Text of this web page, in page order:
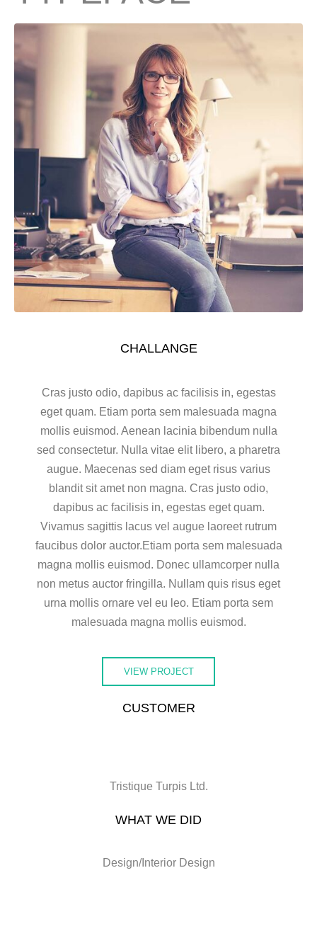
CHALLANGE
Cras justo odio, dapibus ac facilisis in, egestas
eget quam. Etiam porta sem malesuada magna
mollis euismod. Aenean lacinia bibendum nulla
sed consectetur. Nulla vitae elit libero, a pharetra
augue. Maecenas sed diam eget risus varius
blandit sit amet non magna. Cras justo odio,
dapibus ac facilisis in, egestas eget quam.
Vivamus sagittis lacus vel augue laoreet rutrum
faucibus dolor auctor.Etiam porta sem malesuada
magna mollis euismod. Donec ullamcorper nulla
non metus auctor fringilla. Nullam quis risus eget
urna mollis ornare vel eu leo. Etiam porta sem
malesuada magna mollis euismod.
VIEW PROJECT
CUSTOMER
Tristique Turpis Ltd.
WHAT WE DID
Design/Interior Design